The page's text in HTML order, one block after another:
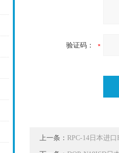
验证码：
上一条： RPC-14日本进